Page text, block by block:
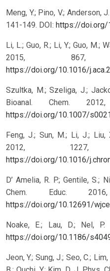
Meng, Y.; Pino, V.; Anderson,
141-149. DOI: https://doi.org/
Li, L.; Guo, R.; Li, Y.; Guo, M.;
2015, 867,
https://doi.org/10.1016/
Szultka, M.; Szeliga, J.;
Bioanal. Chem.
https://doi.org/10.1007/
Feng, J.; Sun, M.; Li, J.; Liu,
2012,
https://doi.org/10.1016/
D’ Amelia, R. P.; Gentile, S.;
Chem. Educ.
https://doi.org/10.12691/
Noake, E.; Lau, D.; Nel,
https://doi.org/10.1186/
Jeon, Y.; Sung, J.; Seo, C.;